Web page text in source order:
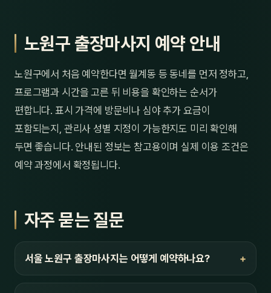
노원구 출장마사지 예약 안내
노원구에서 처음 예약한다면 월계동 등 동네를 먼저 정하고,
프로그램과 시간을 고른 뒤 비용을 확인하는 순서가
편합니다. 표시 가격에 방문비나 심야 추가 요금이
포함되는지, 관리사 성별 지정이 가능한지도 미리 확인해
두면 좋습니다. 안내된 정보는 참고용이며 실제 이용 조건은
예약 과정에서 확정됩니다.
자주 묻는 질문
서울 노원구 출장마사지는 어떻게 예약하나요?